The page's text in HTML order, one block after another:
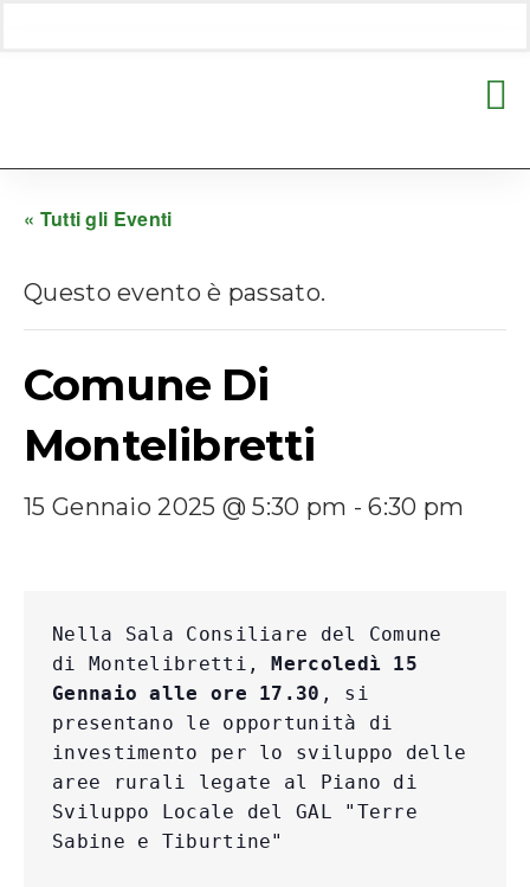
« Tutti gli Eventi
Questo evento è passato.
Comune Di
Montelibretti
15 Gennaio 2025 @ 5:30 pm -6:30 pm
Nella Sala Consiliare del Comune
di Montelibretti, Mercoledì 15
Gennaio alle ore 17.30 , si
presentano le opportunità di
investimento per lo sviluppo delle
aree rurali legate al Piano di
Sviluppo Locale del GAL "Terre